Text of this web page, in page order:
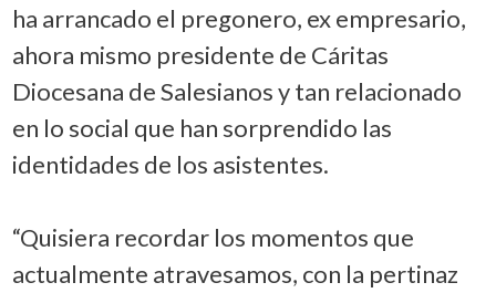
ha arrancado el pregonero, ex empresario,
ahora mismo presidente de Cáritas
Diocesana de Salesianos y tan relacionado
en lo social que han sorprendido las
identidades de los asistentes.
“Quisiera recordar los momentos que
actualmente atravesamos, con la pertinaz